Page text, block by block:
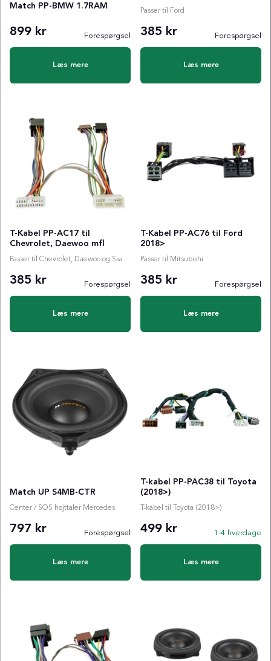
Match PP-BMW 1.7RAM
899 kr Forespørgsel
Læs mere
Passer til Ford
385 kr Forespørgsel
Læs mere
T-Kabel PP-AC17 til
Chevrolet, Daewoo mfl
Passer til Chevrolet, Daewoo og SsangYong
385 kr Forespørgsel
Læs mere
T-Kabel PP-AC76 til Ford
2018>
Passer til Mitsubishi
385 kr Forespørgsel
Læs mere
Match UP S4MB-CTR
Center / SOS højttaler Mercedes
797 kr Forespørgsel
Læs mere
T-kabel PP-PAC38 til Toyota
(2018>)
T-kabel til Toyota (2018>)
499 kr 1-4 hverdage
Læs mere